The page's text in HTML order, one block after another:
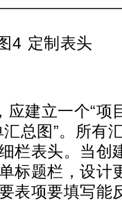
4 定制表头
建立一个“项
总图”。所有
栏表头。当创
标题栏，设计
表项要填写能